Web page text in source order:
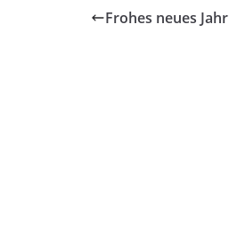
Frohes neues Jahr